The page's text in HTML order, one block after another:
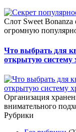
Слот Sweet Bonanza
огромную
Что выбрать для
открытую систему
Организация
внимательного
Рубрики